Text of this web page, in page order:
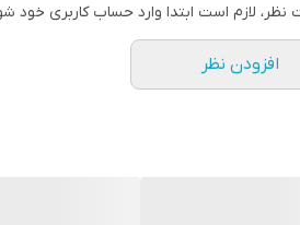
منحصربه‌فرد مخزن به‌منظور استفادۀ
قابلیت تعویض آسان فیلتر هوا
نظر، لازم است ابتدا وارد حساب کاربری خود
افزودن نظر